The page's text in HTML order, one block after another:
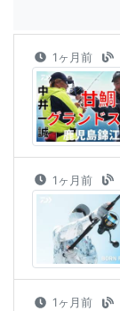
1ヶ月前
1ヶ月前
1ヶ月前